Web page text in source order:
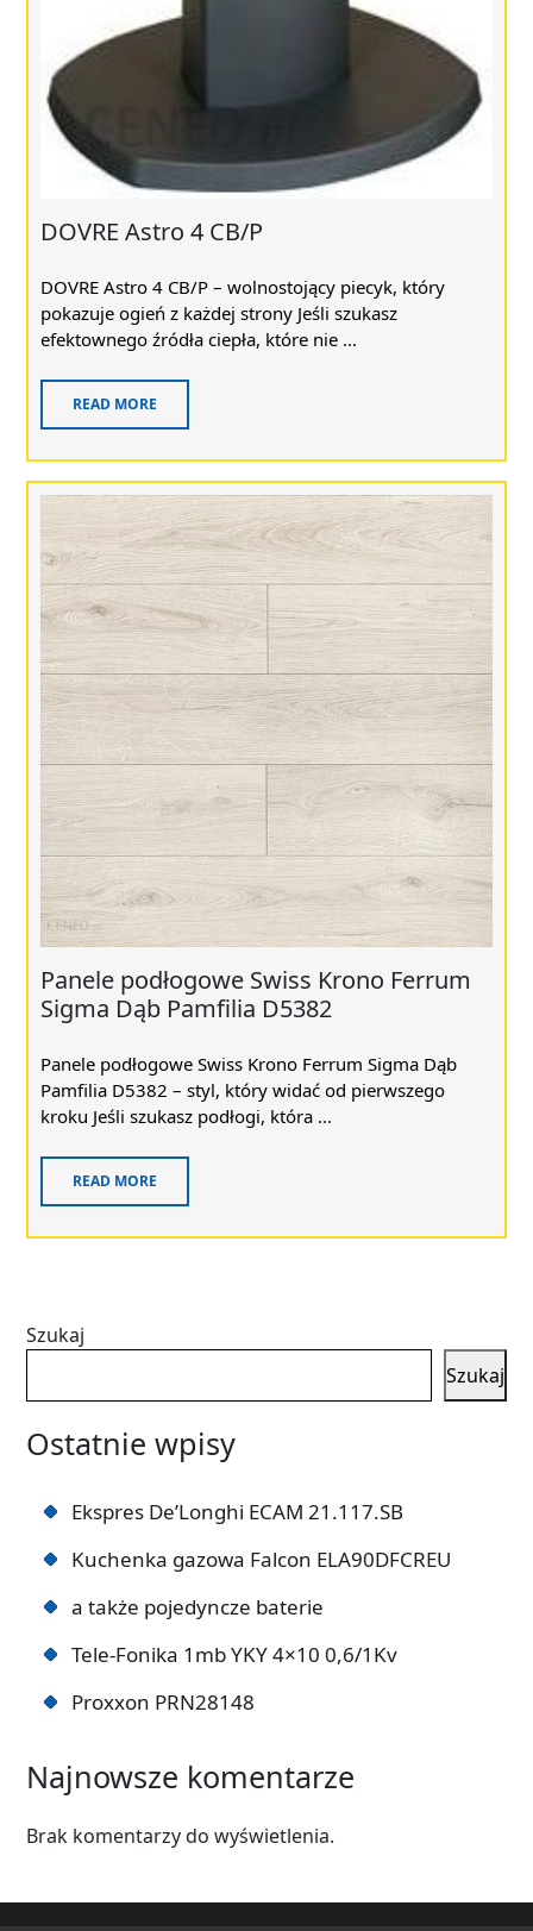
DOVRE Astro 4 CB/P
DOVRE Astro 4 CB/P – wolnostojący piecyk, który
pokazuje ogień z każdej strony Jeśli szukasz
efektownego źródła ciepła, które nie ...
READ MORE
Panele podłogowe Swiss Krono Ferrum
Sigma Dąb Pamfilia D5382
Panele podłogowe Swiss Krono Ferrum Sigma Dąb
Pamfilia D5382 – styl, który widać od pierwszego
kroku Jeśli szukasz podłogi, która ...
READ MORE
Szukaj
Szukaj
Ostatnie wpisy
Ekspres De’Longhi ECAM 21.117.SB
Kuchenka gazowa Falcon ELA90DFCREU
a także pojedyncze baterie
Tele-Fonika 1mb YKY 4×10 0,6/1Kv
Proxxon PRN28148
Najnowsze komentarze
Brak komentarzy do wyświetlenia.